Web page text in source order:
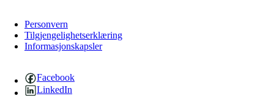
Personvern
Tilgjengelighetserklæring
Informasjonskapsler
Facebook
LinkedIn